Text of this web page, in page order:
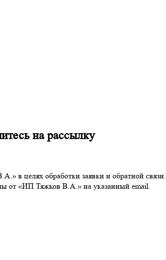
на рассылку
в целях обработки заявки и обратной связи.
от «ИП Тяжков В.А.» на указанный email.